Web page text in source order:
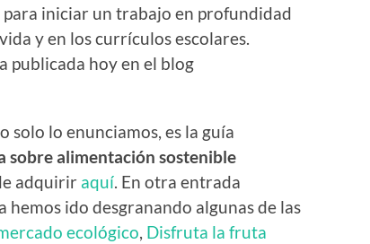
iniciar un trabajo en profundidad
y en los currículos escolares.
publicada hoy en el blog
solo lo enunciamos, es la guía
sobre alimentación sostenible
adquirir aquí. En otra entrada
ido desgranando algunas de las
ecológico, Disfruta la fruta